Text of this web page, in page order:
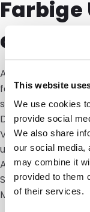
This website
We use cookies
provide social
We also share
our social media,
may combine it
provided to them
of their services.
die
Auch in der
farbige
sie
Dankesbriefe,
Veranstaltungen
und Ausführung
Ausstrahlung
Standorts. So
Mailing etwas,